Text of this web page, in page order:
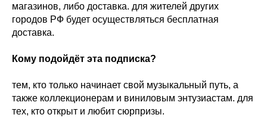
магазинов, либо доставка. для жителей других
городов РФ будет осуществляться бесплатная
доставка.
Кому подойдёт эта подписка?
тем, кто только начинает свой музыкальный путь, а
также коллекционерам и виниловым энтузиастам. для
тех, кто открыт и любит сюрпризы.